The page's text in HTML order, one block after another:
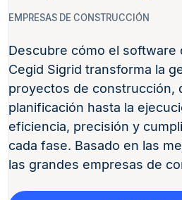
EMPRESAS DE CONSTRUCCIÓN
Descubre cómo el software
Cegid Sigrid transforma la
proyectos de construcción,
planificación hasta la
eficiencia, precisión y
cada fase. Basado en las
las grandes empresas de